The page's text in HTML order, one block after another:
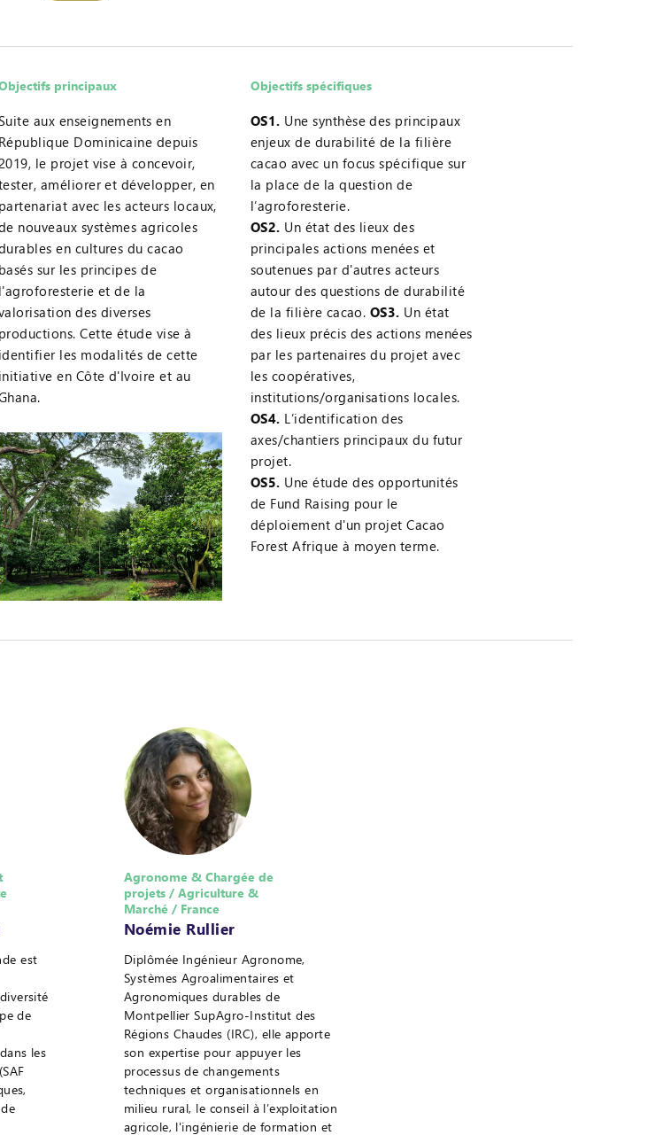
principaux
aux enseignements en
République Dominicaine depuis
le projet vise à concevoir,
améliorer et développer, en
partenariat avec les acteurs locaux,
nouveaux systèmes agricoles
en cultures du cacao
basés sur les principes de
l'agroforesterie et de la
des diverses
productions. Cette étude vise à
identifier les modalités de cette
initiative en Côte d'Ivoire et au
Objectifs spécifiques
OS1. Une synthèse des principaux
enjeux de durabilité de la filière
cacao avec un focus spécifique sur
la place de la question de
l’agroforesterie.
OS2. Un état des lieux des
principales actions menées et
soutenues par d'autres acteurs
autour des questions de durabilité
de la filière cacao. OS3. Un état
des lieux précis des actions menées
par les partenaires du projet avec
les coopératives,
institutions/organisations locales.
OS4. L’identification des
axes/chantiers principaux du futur
projet.
OS5. Une étude des opportunités
de Fund Raising pour le
déploiement d'un projet Cacao
Forest Afrique à moyen terme.
est
de
les
Agronome & Chargée de
projets / Agriculture &
Marché / France
Noémie Rullier
Diplômée Ingénieur Agronome,
Systèmes Agroalimentaires et
Agronomiques durables de
Montpellier SupAgro-Institut des
Régions Chaudes (IRC), elle apporte
son expertise pour appuyer les
processus de changements
techniques et organisationnels en
milieu rural, le conseil à l’exploitation
agricole, l'ingénierie de formation et